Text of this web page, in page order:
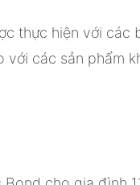
thực hiện với
các sản phẩm